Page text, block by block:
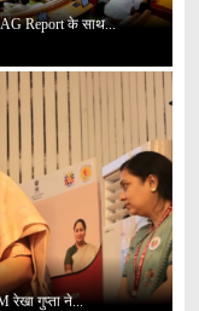
Report के साथ...
रेखा गुप्ता ने...